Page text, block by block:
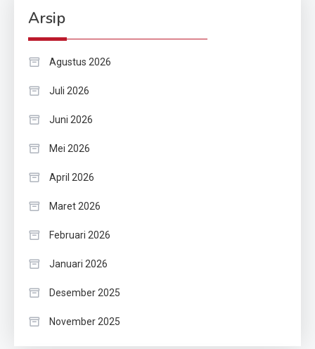
Arsip
Agustus 2026
Juli 2026
Juni 2026
Mei 2026
April 2026
Maret 2026
Februari 2026
Januari 2026
Desember 2025
November 2025